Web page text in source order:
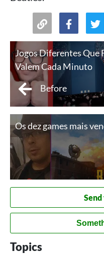
Jogos Diferentes Que
Valem Cada Minuto
Before
Os dez games mais
Topics